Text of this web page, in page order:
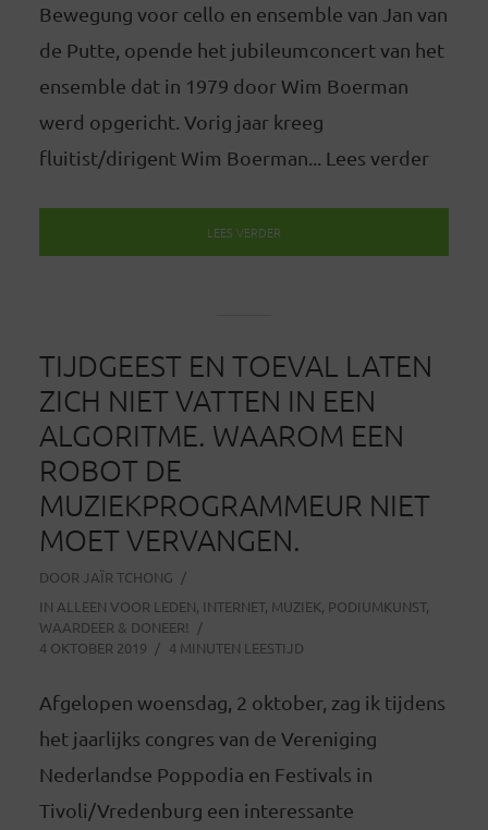
Bewegung voor cello en ensemble van Jan van
de Putte, opende het jubileumconcert van het
ensemble dat in 1979 door Wim Boerman
werd opgericht. Vorig jaar kreeg
fluitist/dirigent Wim Boerman... Lees verder
LEES VERDER
TIJDGEEST EN TOEVAL LATEN
ZICH NIET VATTEN IN EEN
ALGORITME. WAAROM EEN
ROBOT DE
MUZIEKPROGRAMMEUR NIET
MOET VERVANGEN.
DOOR JAÏR TCHONG
IN ALLEEN VOOR LEDEN, INTERNET, MUZIEK, PODIUMKUNST,
WAARDEER & DONEER!
4 OKTOBER 2019
4 MINUTEN LEESTIJD
Afgelopen woensdag, 2 oktober, zag ik tijdens
het jaarlijks congres van de Vereniging
Nederlandse Poppodia en Festivals in
Tivoli/Vredenburg een interessante